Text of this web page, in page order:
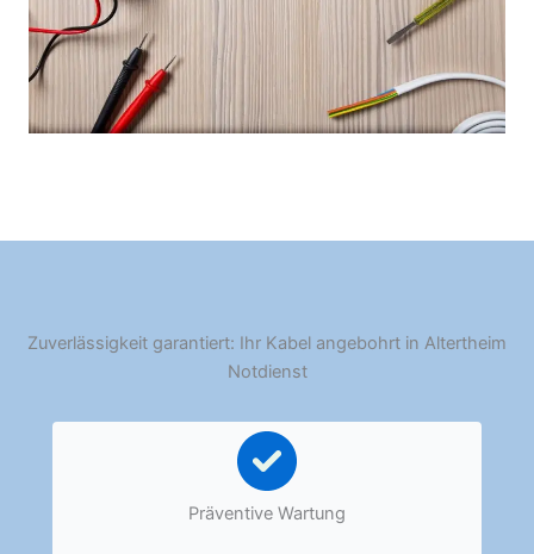
Zuverlässigkeit garantiert: Ihr Kabel angebohrt in Altertheim
Notdienst
Präventive Wartung